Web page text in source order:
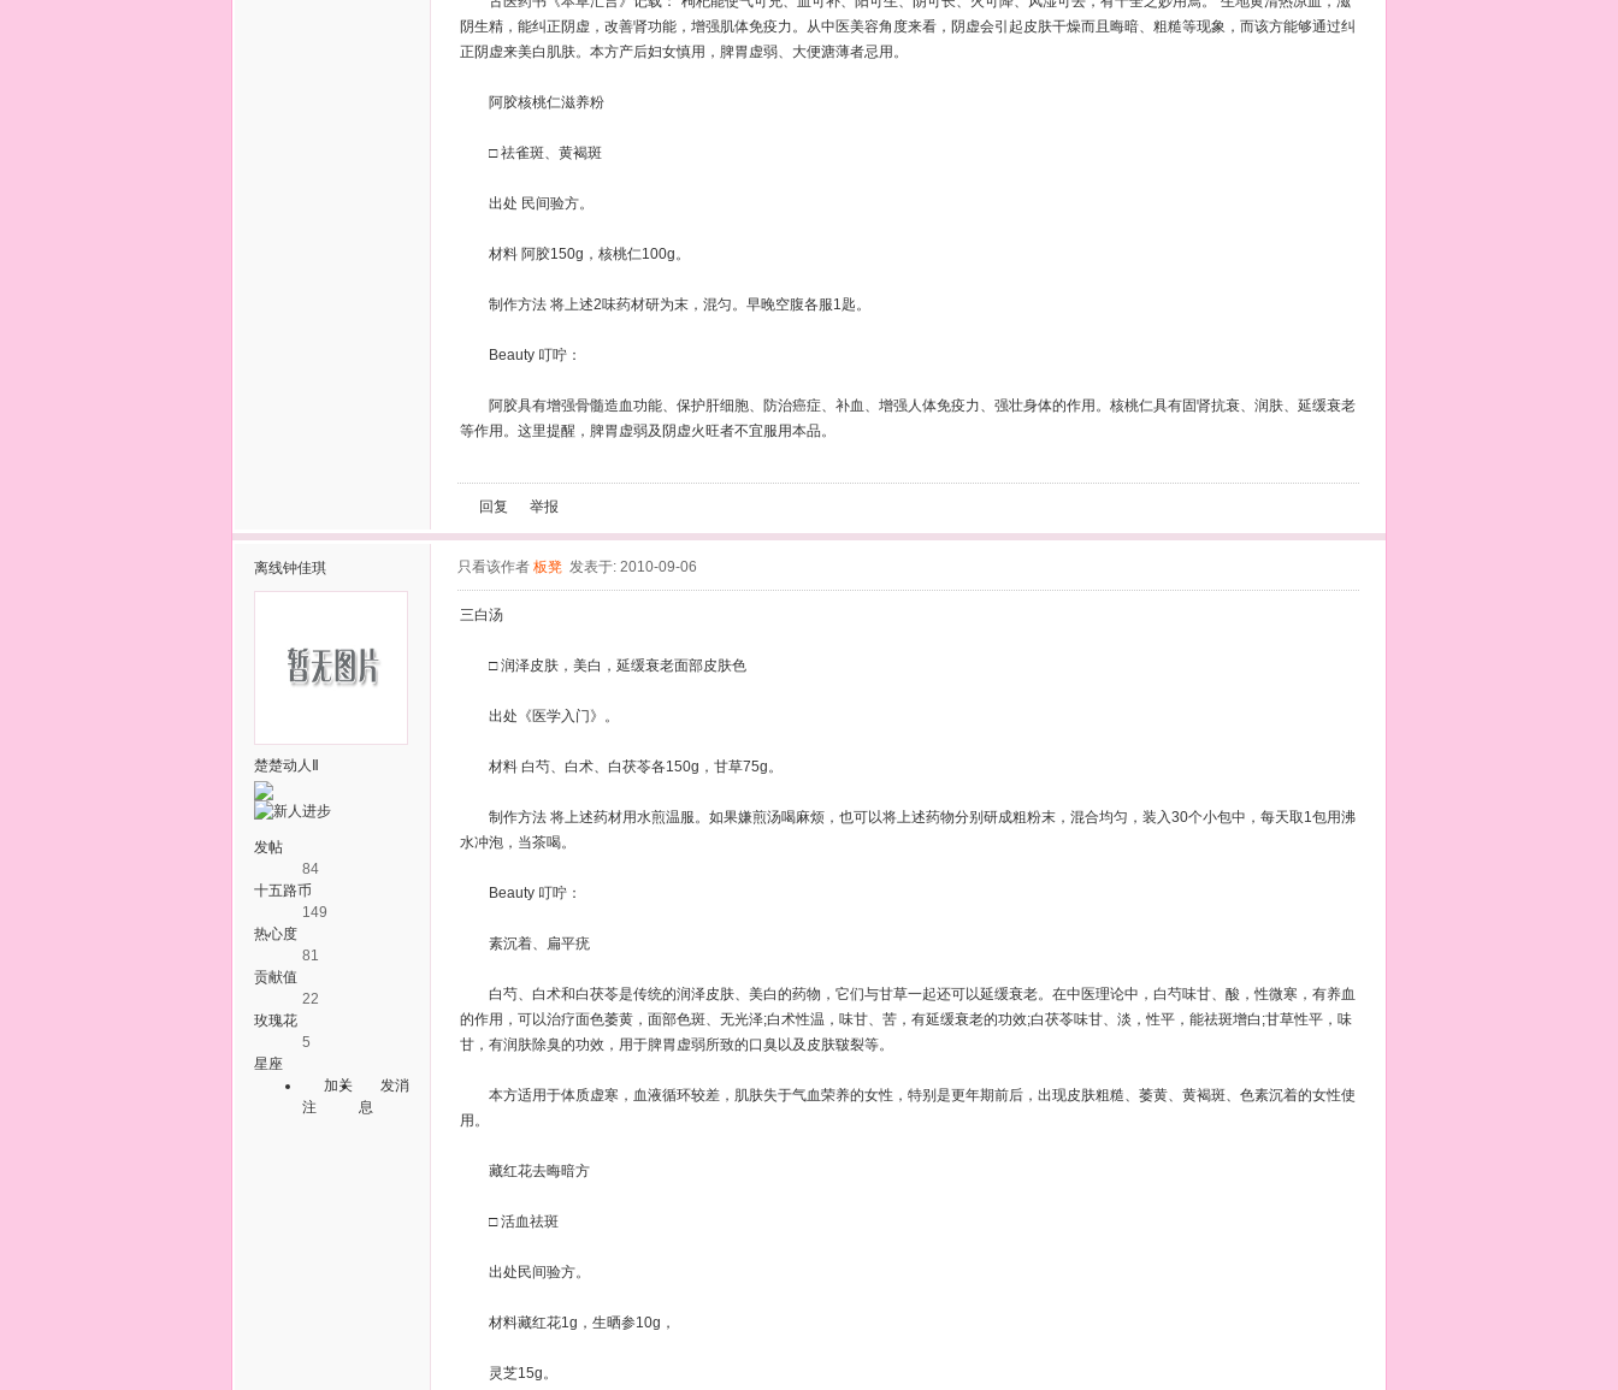
阴生精，能纠正阴虚，改善肾功能，增强肌体免疫力。从中医美容角度来看，阴虚会引起皮肤干燥而且晦暗、粗糙等现象，而该方能够通过纠
正阴虚来美白肌肤。本方产后妇女慎用，脾胃虚弱、大便溏薄者忌用。
阿胶核桃仁滋养粉
□ 祛雀斑、黄褐斑
出处 民间验方。
材料 阿胶150g，核桃仁100g。
制作方法 将上述2味药材研为末，混匀。早晚空腹各服1匙。
Beauty 叮咛：
阿胶具有增强骨髓造血功能、保护肝细胞、防治癌症、补血、增强人体免疫力、强壮身体的作用。核桃仁具有固肾抗衰、润肤、延缓衰老
等作用。这里提醒，脾胃虚弱及阴虚火旺者不宜服用本品。
回复 举报
离线钟佳琪
楚楚动人Ⅱ
发帖
84
十五路币
149
热心度
81
贡献值
22
玫瑰花
5
星座
加关
注
发消
息
只看该作者 板凳 发表于: 2010-09-06
三白汤
□ 润泽皮肤，美白，延缓衰老面部皮肤色
出处《医学入门》。
材料 白芍、白术、白茯苓各150g，甘草75g。
制作方法 将上述药材用水煎温服。如果嫌煎汤喝麻烦，也可以将上述药物分别研成粗粉末，混合均匀，装入30个小包中，每天取1包用沸
水冲泡，当茶喝。
Beauty 叮咛：
素沉着、扁平疣
白芍、白术和白茯苓是传统的润泽皮肤、美白的药物，它们与甘草一起还可以延缓衰老。在中医理论中，白芍味甘、酸，性微寒，有养血
的作用，可以治疗面色萎黄，面部色斑、无光泽;白术性温，味甘、苦，有延缓衰老的功效;白茯苓味甘、淡，性平，能祛斑增白;甘草性平，味
甘，有润肤除臭的功效，用于脾胃虚弱所致的口臭以及皮肤皲裂等。
本方适用于体质虚寒，血液循环较差，肌肤失于气血荣养的女性，特别是更年期前后，出现皮肤粗糙、萎黄、黄褐斑、色素沉着的女性使
用。
藏红花去晦暗方
□ 活血祛斑
出处民间验方。
材料藏红花1g，生晒参10g，
灵芝15g。